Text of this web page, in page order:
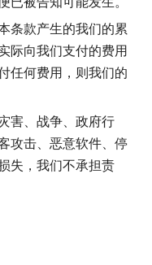
条款产生的我们的累
际向我们支付的费用
任何费用，则我们的
害、战争、政府行
攻击、恶意软件、停
失，我们不承担责